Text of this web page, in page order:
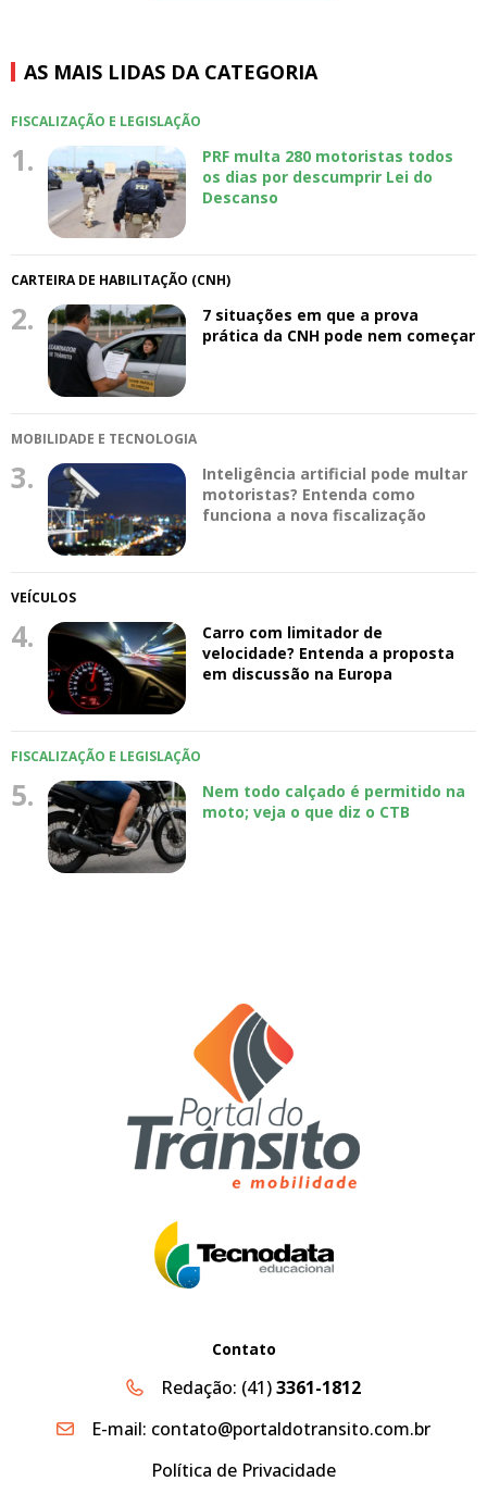
AS MAIS LIDAS DA CATEGORIA
FISCALIZAÇÃO E LEGISLAÇÃO
1.
PRF multa 280 motoristas todos
os dias por descumprir Lei do
Descanso
CARTEIRA DE HABILITAÇÃO (CNH)
2.
7 situações em que a prova
prática da CNH pode nem começar
MOBILIDADE E TECNOLOGIA
3.
Inteligência artificial pode multar
motoristas? Entenda como
funciona a nova fiscalização
VEÍCULOS
4.
Carro com limitador de
velocidade? Entenda a proposta
em discussão na Europa
FISCALIZAÇÃO E LEGISLAÇÃO
5.
Nem todo calçado é permitido na
moto; veja o que diz o CTB
Contato
Redação: (41)3361-1812
E-mail: contato@portaldotransito.com.br
Política de Privacidade